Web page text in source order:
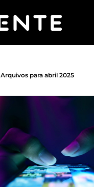
Arquivos para abril 2025